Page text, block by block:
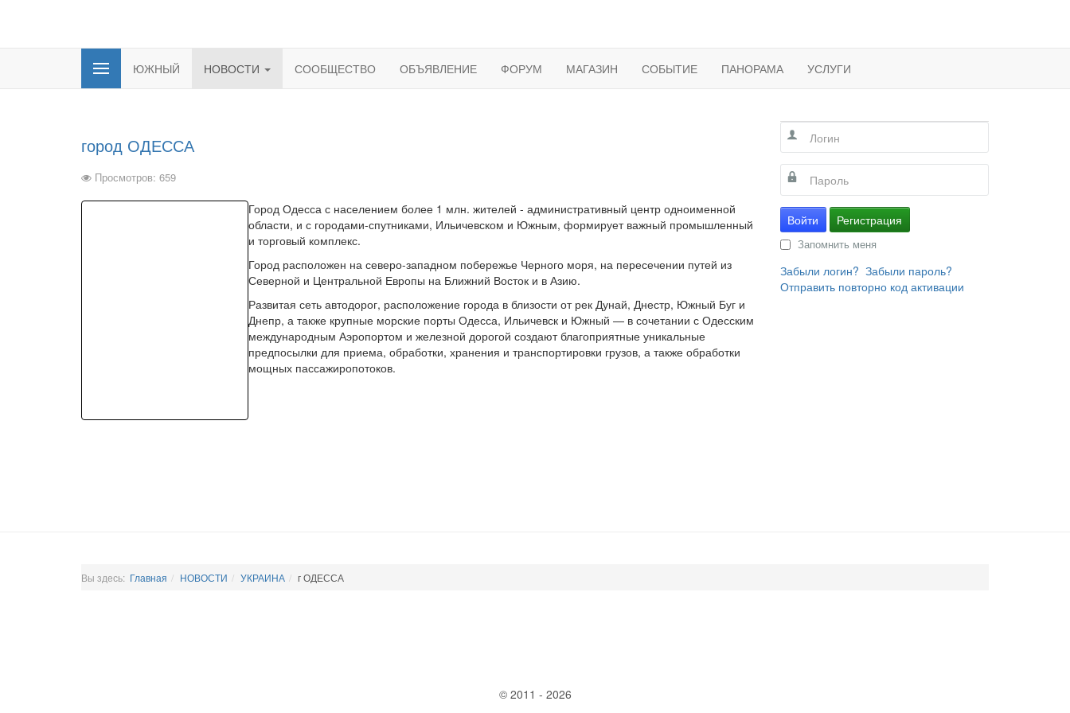
ЮЖНЫЙ НОВОСТИ СООБЩЕСТВО ОБЪЯВЛЕНИЕ ФОРУМ МАГАЗИН СОБЫТИЕ ПАНОРАМА УСЛУГИ
город ОДЕССА
Просмотров: 659
Город Одесса с населением более 1 млн. жителей - административный центр одноименной
области, и с городами-спутниками, Ильичевском и Южным, формирует важный промышленный
и торговый комплекс.
Город расположен на северо-западном побережье Черного моря, на пересечении путей из
Северной и Центральной Европы на Ближний Восток и в Азию.
Развитая сеть автодорог, расположение города в близости от рек Дунай, Днестр, Южный Буг и
Днепр, а также крупные морские порты Одесса, Ильичевск и Южный — в сочетании с Одесским
международным Аэропортом и железной дорогой создают благоприятные уникальные
предпосылки для приема, обработки, хранения и транспортировки грузов, а также обработки
мощных пассажиропотоков.
Войти Регистрация
Запомнить меня
Забыли логин? Забыли пароль?
Отправить повторно код активации
Вы здесь: Главная НОВОСТИ УКРАИНА г ОДЕССА
© 2011 - 2026